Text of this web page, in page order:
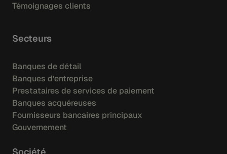
Témoignages clients
Secteurs
Banques de détail
Banques d’entreprise
Prestataires de services de paiement
Banques acquéreuses
Fournisseurs bancaires principaux
Gouvernement